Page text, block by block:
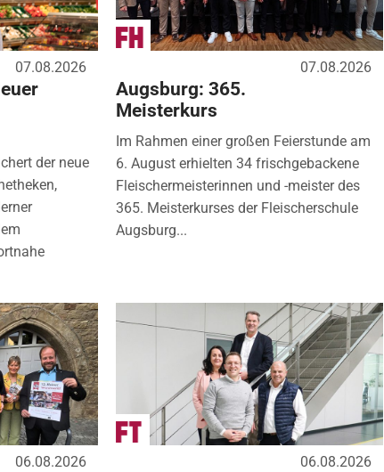
07.08.2026
der neue
07.08.2026
Augsburg: 365.
Meisterkurs
Im Rahmen einer großen Feierstunde am
6. August erhielten 34 frischgebackene
Fleischermeisterinnen und -meister des
365. Meisterkurses der Fleischerschule
Augsburg...
06.08.2026 06.08.2026